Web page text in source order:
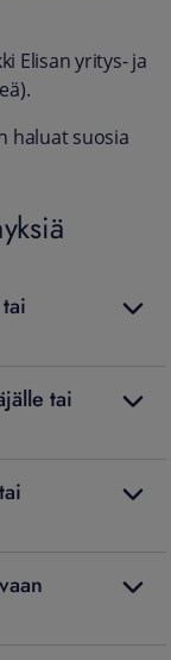
Elisan yritys- ja
haluat suosia
tai